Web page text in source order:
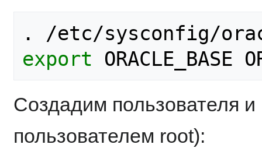
export
Создадим пользователя и
пользователем root):